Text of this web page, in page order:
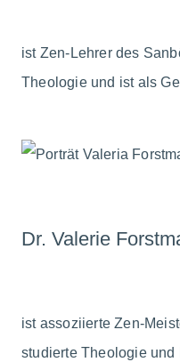
ist Zen-Lehrer des
Theologie und ist als
Dr. Valerie
ist assoziierte Zen-
studierte Theologie und